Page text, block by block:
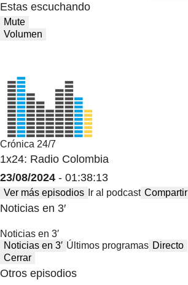
Estas escuchando
Mute
Volumen
Crónica 24/7
1x24: Radio Colombia
23/08/2024 - 01:38:13
Ver más episodios Ir al podcast Compartir
Noticias en 3′
Noticias en 3′
Noticias en 3′ Últimos programas Directo
Cerrar
Otros episodios